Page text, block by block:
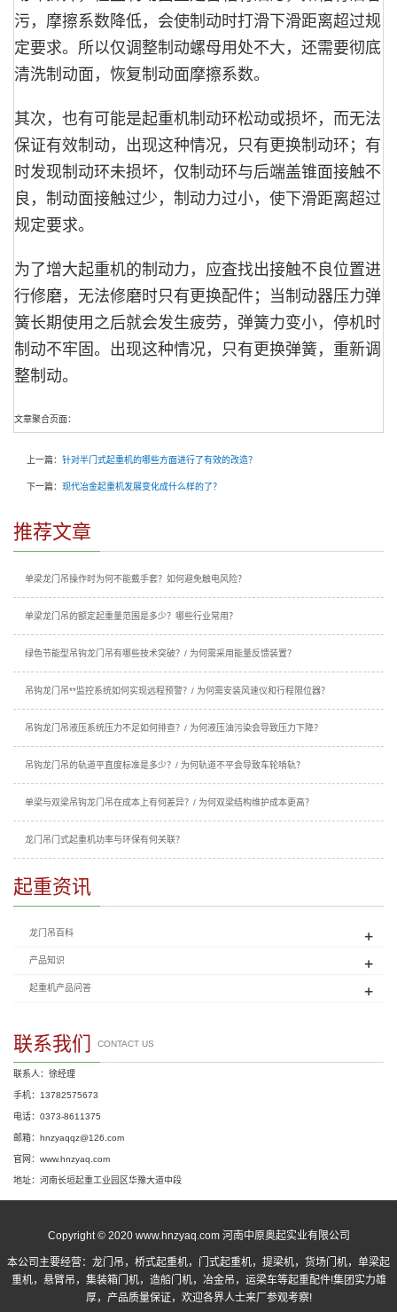
污，摩擦系数降低，会使制动时打滑下滑距离超过规
定要求。所以仅调整制动螺母用处不大，还需要彻底
清洗制动面，恢复制动面摩擦系数。
其次，也有可能是起重机制动环松动或损坏，而无法
保证有效制动，出现这种情况，只有更换制动环；有
时发现制动环未损坏，仅制动环与后端盖锥面接触不
良，制动面接触过少，制动力过小，使下滑距离超过
规定要求。
为了增大起重机的制动力，应査找出接触不良位置进
行修磨，无法修磨时只有更换配件；当制动器压力弹
簧长期使用之后就会发生疲劳，弹簧力变小，停机时
制动不牢固。出现这种情况，只有更换弹簧，重新调
整制动。
文章聚合页面：
上一篇： 针对半门式起重机的哪些方面进行了有效的改造？
下一篇： 现代冶金起重机发展变化成什么样的了？
推荐文章
单梁龙门吊操作时为何不能戴手套？如何避免触电风险？
单梁龙门吊的额定起重量范围是多少？哪些行业常用？
绿色节能型吊钩龙门吊有哪些技术突破？/ 为何需采用能量反馈装置？
吊钩龙门吊**监控系统如何实现远程预警？/ 为何需安装风速仪和行程限位器？
吊钩龙门吊液压系统压力不足如何排查？/ 为何液压油污染会导致压力下降？
吊钩龙门吊的轨道平直度标准是多少？/ 为何轨道不平会导致车轮啃轨？
单梁与双梁吊钩龙门吊在成本上有何差异？/ 为何双梁结构维护成本更高？
龙门吊门式起重机功率与环保有何关联？
起重资讯
龙门吊百科 +
产品知识 +
起重机产品问答 +
联系我们 CONTACT US
联系人：徐经理
手机：13782575673
电话：0373-8611375
邮箱：hnzyaqqz@126.com
官网：www.hnzyaq.com
地址：河南长垣起重工业园区华豫大道中段
Copyright © 2020 www.hnzyaq.com 河南中原奥起实业有限公司
本公司主要经营： 龙门吊 ， 桥式起重机， 门式起重机，提梁机，货场门机，单梁起
重机，悬臂吊，集装箱门机，造船门机，冶金吊，运梁车等起重配件!集团实力雄
厚，产品质量保证，欢迎各界人士来厂参观考察!